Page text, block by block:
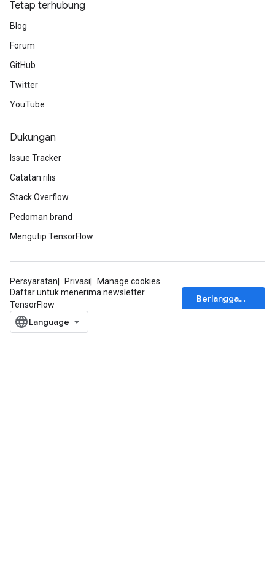
Tetap terhubung
Blog
Forum
GitHub
Twitter
YouTube
Dukungan
Issue Tracker
Catatan rilis
Stack Overflow
Pedoman brand
Mengutip TensorFlow
Persyaratan Privasi
Manage cookies
Daftar untuk menerima newsletter
TensorFlow
Berlangganan